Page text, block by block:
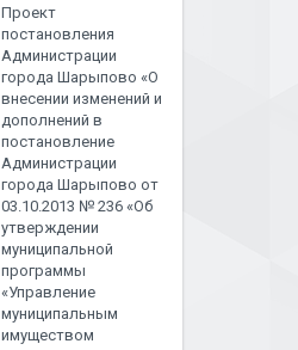
Проект
постановления
Администрации
города Шарыпово «О
внесении изменений и
дополнений в
постановление
Администрации
города Шарыпово от
03.10.2013 № 236 «Об
утверждении
муниципальной
программы
«Управление
муниципальным
имуществом